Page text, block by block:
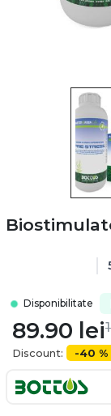
Disponibilitate
89.90 lei
Discount: -40 %